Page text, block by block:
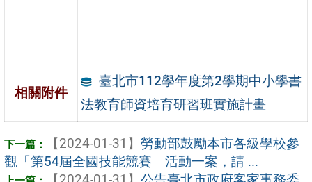
相關附件
臺北市112學年度第2學期中小學書
法教育師資培育研習班實施計畫
【2024-01-31】 勞動部鼓勵本市各級學校參
觀「第54屆全國技能競賽」活動一案，請 ...